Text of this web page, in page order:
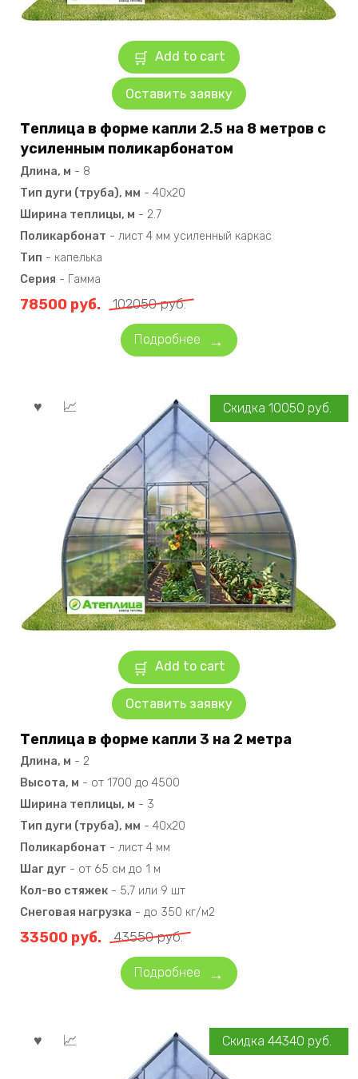
Add to cart
Оставить заявку
Теплица в форме капли 2.5 на 8 метров с
усиленным поликарбонатом
Длина, м - 8
Тип дуги (труба), мм - 40х20
Ширина теплицы, м - 2.7
Поликарбонат - лист 4 мм усиленный каркас
Тип - капелька
Серия - Гамма
102050руб.
78500 руб.
Подробнее
Add to cart
Оставить заявку
Скидка 10050 руб.
Теплица в форме капли 3 на 2 метра
Длина, м - 2
Высота, м - от 1700 до 4500
Ширина теплицы, м - 3
Тип дуги (труба), мм - 40х20
Поликарбонат - лист 4 мм
Шаг дуг - от 65 см до 1 м
Кол-во стяжек - 5,7 или 9 шт
Снеговая нагрузка - до 350 кг/м2
43550руб.
33500 руб.
Подробнее
Скидка 44340 руб.